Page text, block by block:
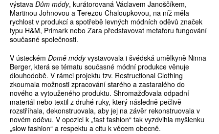
výstava Dům módy, kurátorovaná Václavem Janoščíkem,
Martinou Johnovou a Terezou Chaloupkovou, na níž měla
rychlost v produkcí a spotřebě levných módních oděvů značek
typu H&M, Primark nebo Zara představovat metaforu fungování
současné společnosti.
V ústeckém Domě módyvystavovala i švédská umělkyně Ninna
Berger, která se tématu současné módní produkce věnuje
dlouhodobě. V rámci projektu tzv. Restructional Clothing
zkoumala možnosti zpracování starého a zastaralého do
nového a vytouženého produktu. Shromažďovala odpadní
materiál nebo textil z druhé ruky, který následně pečlivě
rozstříhala, dekonstruovala, aby jej na závěr rekonstruovala v
novém oděvu. V opozici k „fast fashion“ tak vyzdvihla myšlenku
„slow fashion“ a respektu a citu k věcem obecně.